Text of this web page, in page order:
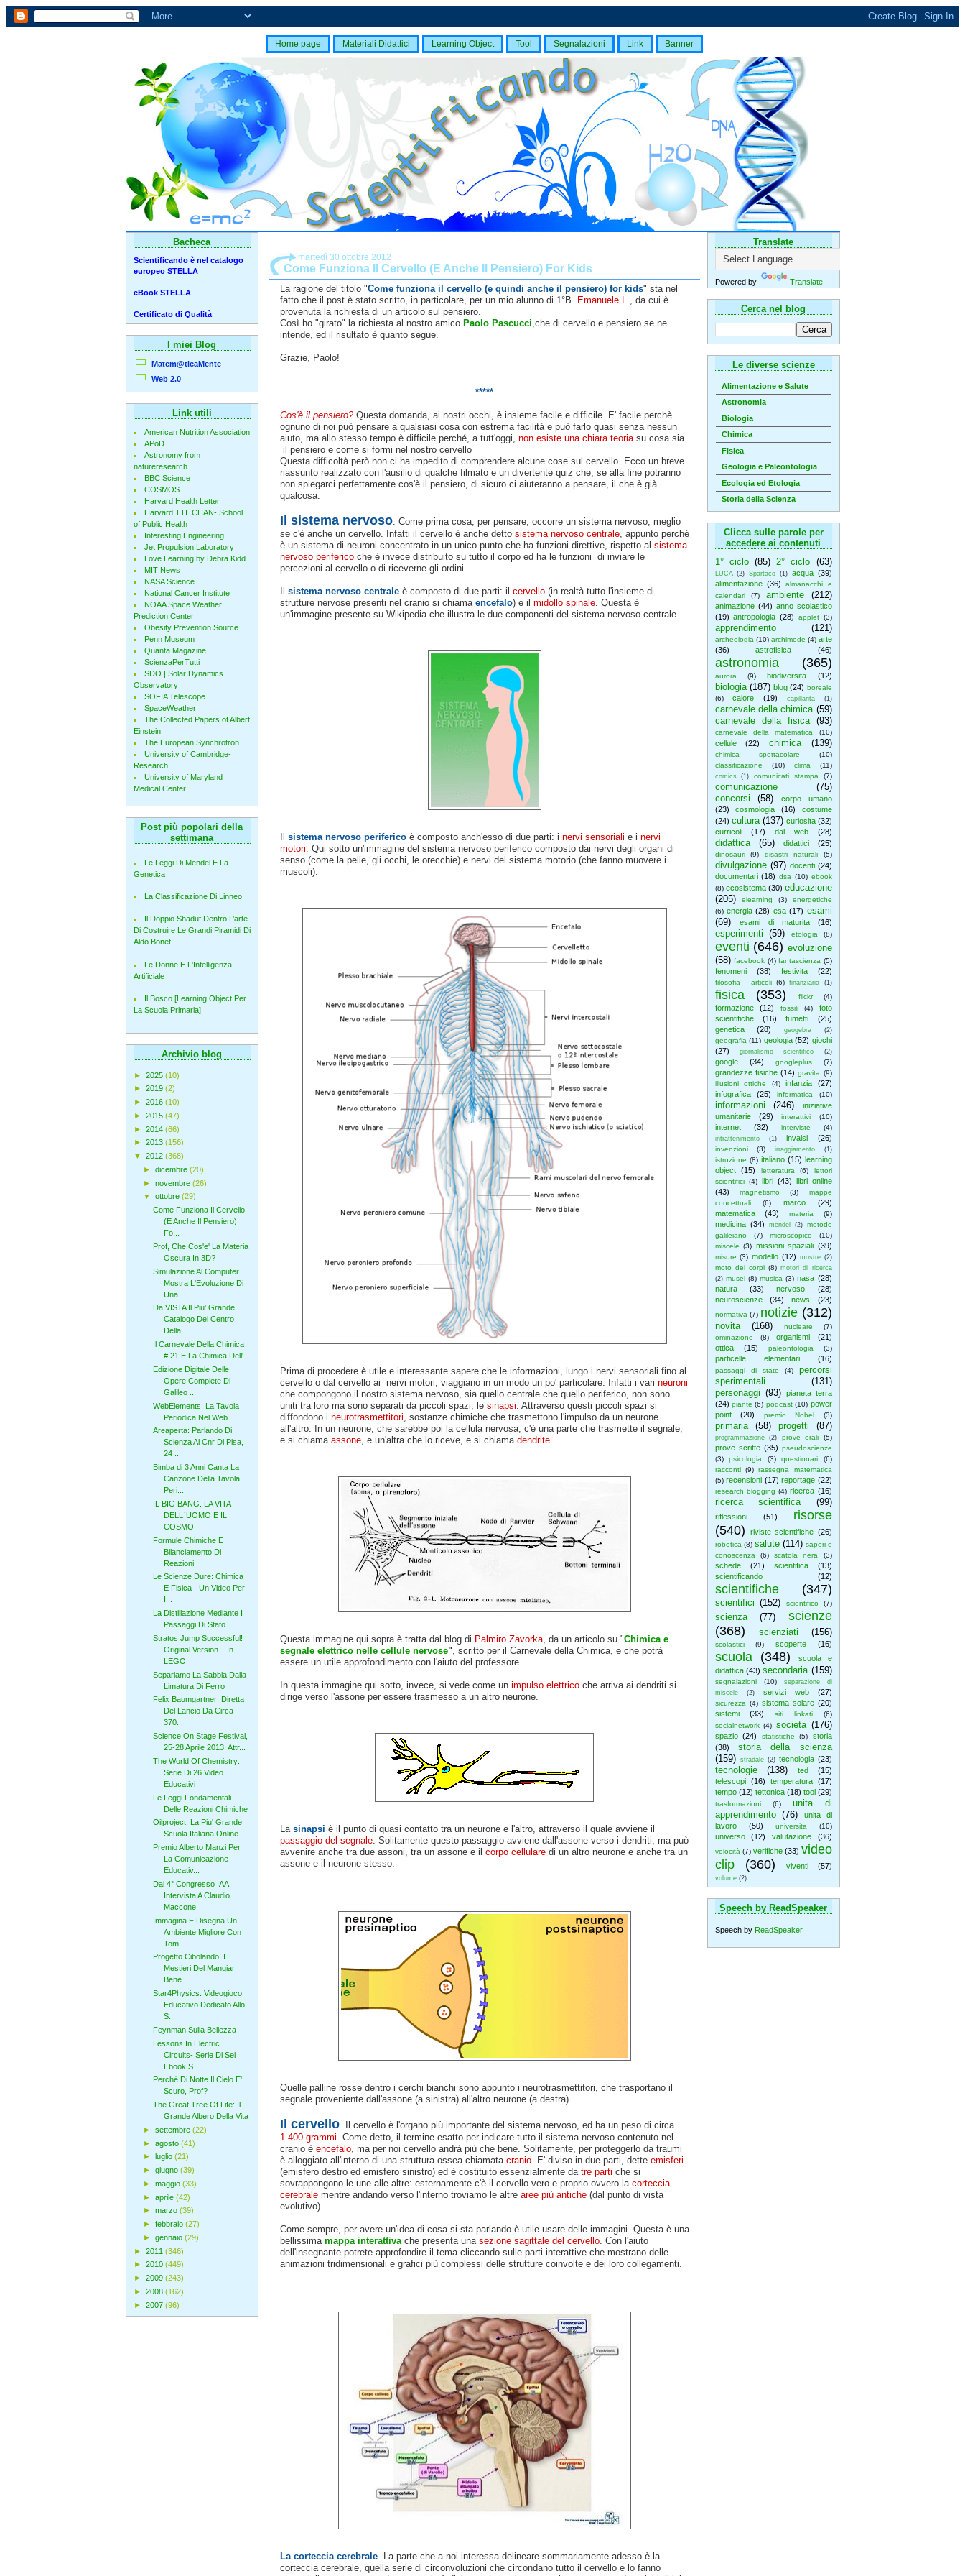
Home page Materiali Didattici Learning Object Tool Segnalazioni Link Banner
Translate
Powered by Translate
Cerca nel blog
Le diverse scienze
Alimentazione e Salute
Astronomia
Biologia
Chimica
Fisica
Geologia e Paleontologia
Ecologia ed Etologia
Storia della Scienza
Clicca sulle parole per
accedere ai contenuti
1° ciclo (85) 2° ciclo (63)
LUCA (2) Spartaco (1) acqua (39)
alimentazione (36)
almanacchi e
calendari
(7) ambiente (212)
animazione (44) anno scolastico
(19) antropologia (28) applet (3)
apprendimento (121)
archeologia (10) archimede (4) arte
(36)
astrofisica (46)
astronomia (365)
aurora (9) biodiversita (12)
biologia (187) blog (24) boreale
(6)
calore (19) capillarita (1)
carnevale della chimica (59)
carnevale della fisica
(93)
carnevale della matematica (10)
cellule (22) chimica (139)
chimica spettacolare
(10)
classificazione
(10) clima (11)
comics (1) comunicati stampa (7)
comunicazione
(75)
concorsi
(58)
corpo umano
(23)
cosmologia (16)
costume
(24) cultura (137) curiosita (32)
curricoli
(17) dal web (28)
didattica (65) didattici (25)
dinosauri (9) disastri naturali (5)
divulgazione (97) docenti (24)
documentari (18) dsa (10) ebook
(8) ecosistema (30) educazione
(205)
elearning (3)
energetiche
(6) energia (28) esa (17) esami
(69)
esami di maturita (16)
esperimenti (59) etologia (8)
eventi (646) evoluzione
(58) facebook (4) fantascienza (5)
fenomeni (38) festivita (22)
filosofia - articoli (6) finanziaria (1)
fisica (353) flickr (4)
formazione (12) fossili (4)
foto
scientifiche
(16) fumetti
(25)
genetica
(28) geogebra (2)
geografia (11) geologia (52) giochi
(27)
giornalismo scientifico (2)
google (34) googleplus (7)
grandezze fisiche (14) gravita (9)
illusioni ottiche
(4) infanzia
(27)
infografica
(25) informatica (10)
informazioni (246)
iniziative
umanitarie
(29) interattivi (10)
internet (32) interviste (4)
intrattenimento (1) invalsi (26)
invenzioni (3) irraggiamento (1)
istruzione (8) italiano (15) learning
object
(15) letteratura (6)
lettori
scientifici (4) libri (43) libri online
(43)
magnetismo (3)
mappe
concettuali
(6) marco
(29)
matematica
(43) materia (9)
medicina (34) mendel (2)
metodo
galileiano
(7) microscopico
(10)
miscele (3) missioni spaziali (39)
misure (3) modello (12) mostre (2)
moto dei corpi (8) motori di ricerca
(2) musei (8) musica (3) nasa (28)
natura
(33) nervoso
(28)
neuroscienze
(34) news (23)
normativa (7) notizie (312)
novita (168) nucleare
(7)
ominazione
(8) organismi
(21)
ottica
(15) paleontologia (3)
particelle elementari (16)
passaggi di stato (4)
percorsi
sperimentali
(131)
personaggi (93)
pianeta terra
(24) piante (6) podcast (10) power
point
(20) premio Nobel (3)
primaria (58) progetti (87)
programmazione (2) prove orali (5)
prove scritte (35) pseudoscienze
(3)
psicologia (3) questionari
(6)
racconti (9) rassegna matematica
(5) recensioni (17) reportage (22)
research blogging (4) ricerca (16)
ricerca scientifica (99)
riflessioni (51)
risorse
(540)
riviste scientifiche (26)
robotica (8) salute (114) saperi e
conoscenza
(6) scatola nera (3)
schede (21) scientifica
(13)
scientificando
(12)
scientifiche (347)
scientifici (152) scientifico (7)
scienza (77)
scienze
(368)
scienziati (156)
scolastici (9) scoperte (16)
scuola (348)
scuola e
didattica (43) secondaria (159)
segnalazioni (10)
separazione di
miscele
(2) servizi web (27)
sicurezza (4) sistema solare (20)
sistemi
(33) siti linkati
(6)
socialnetwork (4) societa (176)
spazio (24) statistiche (5)
storia
(38)
storia della scienza
(159)
stradale (2) tecnologia (23)
tecnologie (138) ted
(15)
telescopi
(16) temperatura
(17)
tempo (12) tettonica (18) tool (29)
trasformazioni (6)
unita di
apprendimento (76)
unita di
lavoro
(50) universita (10)
universo (12) valutazione (36)
velocità (7) verifiche (33) video
clip
(360) viventi (57)
volume (2)
Speech by ReadSpeaker
Speech by ReadSpeaker
martedì 30 ottobre 2012
Come Funziona Il Cervello (E Anche Il Pensiero) For Kids
La ragione del titolo "Come funziona il cervello (e quindi anche il pensiero) for kids" sta nel
fatto che il post è stato scritto, in particolare, per un mio alunno di 1°B
Emanuele L., da cui è
provenuta la richiesta di un articolo sul pensiero.
Così ho "girato" la richiesta al nostro amico Paolo Pascucci,che di cervello e pensiero se ne
intende, ed il risultato è quanto segue.
Grazie, Paolo!
*****
Cos'è il pensiero?Questa domanda, ai nostri occhi, è insieme facile e difficile. E' facile perchè
ognuno di noi può pensare a qualsiasi cosa con estrema facilità e può farlo quasi senza nessun
aiuto, ma allo stesso tempo è difficile perché, a tutt'oggi, non esiste una chiara teoriasu cosa sia
il pensiero e come si formi nel nostro cervello
Questa difficoltà però non ci ha impedito di comprendere alcune cose sul cervello. Ecco un breve
riassunto realizzato con l'ausilio di qualche filmato e un divertente quiz che, se alla fine potranno
non spiegarci perfettamente cos'è il pensiero, di sicuro ci aiuteranno a pensare, il che è già
qualcosa.
Il sistema nervoso. Come prima cosa, per pensare, occorre un sistema nervoso, meglio
se c'è anche un cervello. Infatti il cervello è anche detto sistema nervoso centrale, appunto perché
è un sistema di neuroni concentrato in un unico punto che ha funzioni direttive, rispetto al sistema
nervoso perifericoche è invece distribuito su tutto il corpo ed ha le funzioni di inviare le
percezioni al cervello o di riceverne gli ordini.
sistema nervoso centraleè composto di due parti: il cervello(in realtà tutto l'insieme di
strutture nervose presenti nel cranio si chiama encefalo) e il midollo spinale. Questa è
un'immagine presente su Wikipedia che illustra le due componenti del sistema nervoso centrale.
sistema nervoso perifericoè composto anch'esso di due parti: i nervi sensoriali e i nervi
motori. Qui sotto un'immagine del sistema nervoso periferico composto dai nervi degli organi di
senso (come la pelle, gli occhi, le orecchie) e nervi del sistema motorio (che fanno muovere i
muscoli).
Prima di procedere è utile e interessante sapere che le informazioni, lungo i nervi sensoriali fino al
cervello o dal cervello ai nervi motori, viaggiano in un modo un po' particolare. Infatti i vari neuroni
che compongono il nostro sistema nervoso, sia quello centrale che quello periferico, non sono
uniti tra loro ma sono separati da piccoli spazi, le sinapsi. Attraverso questi piccoli spazi si
diffondono i neurotrasmettitori, sostanze chimiche che trasmettono l'impulso da un neurone
all'altro. In un neurone, che sarebbe poi la cellula nervosa, c'è una parte che trasmette il segnale,
e si chiama assone, e un'altra che lo riceve, e si chiama dendrite.
Questa immagine qui sopra è tratta dal blog di Palmiro Zavorka, da un articolo su "Chimica e
segnale elettrico nelle cellule nervose", scritto per il Carnevale della Chimica, e che potrà
essere un utile approfondimento con l'aiuto del professore.
In questa immagine qui sotto, invece, si vede come un impulso elettricoche arriva ai dendriti si
dirige verso l'assone per essere trasmesso a un altro neurone.
La sinapsi è il punto di quasi contatto tra un neurone e l'altro, attraverso il quale avviene il
passaggio del segnale. Solitamente questo passaggio avviene dall'assone verso i dendriti, ma può
avvenire anche tra due assoni, tra un assone e il corpo cellularedi un altro neurone e anche tra un
assone e il neurone stesso.
Quelle palline rosse dentro i cerchi bianchi sono appunto i neurotrasmettitori, che trasportano il
segnale proveniente dall'assone (a sinistra) all'altro neurone (a destra).
Il cervello. Il cervello è l'organo più importante del sistema nervoso, ed ha un peso di circa
1.400 grammi. Come detto, il termine esatto per indicare tutto il sistema nervoso contenuto nel
cranio è encefalo, ma per noi cervello andrà più che bene. Solitamente, per proteggerlo da traumi
è alloggiato all'interno di una struttura ossea chiamata cranio. E' diviso in due parti, dette emisferi
(emisfero destro ed emisfero sinistro) ed è costituito essenzialmente da tre parti che si
sovrappongono le une alle altre: esternamente c'è il cervello vero e proprio ovvero la corteccia
cerebralementre andando verso l'interno troviamo le altre aree più antiche (dal punto di vista
evolutivo).
Come sempre, per avere un'idea di cosa si sta parlando è utile usare delle immagini. Questa è una
bellissima mappa interattivache presenta una sezione sagittale del cervello. Con l'aiuto
dell'insegnante potrete approfondire il tema cliccando sulle parti interattive che mostrano delle
animazioni tridimensionali e grafici più complessi delle strutture coinvolte e dei loro collegamenti.
La corteccia cerebrale. La parte che a noi interessa delineare sommariamente adesso è la
corteccia cerebrale, quella serie di circonvoluzioni che circondano tutto il cervello e lo fanno
Bacheca
Scientificando è nel catalogo
europeo STELLA
eBook STELLA
Certificato di Qualità
I miei Blog
Matem@ticaMente
Web 2.0
Link utili
American Nutrition Association
APoD
Astronomy from
natureresearch
BBC Science
COSMOS
Harvard Health Letter
Harvard T.H. CHAN- School
of Public Health
Interesting Engineering
Jet Propulsion Laboratory
Love Learning by Debra Kidd
MIT News
NASA Science
National Cancer Institute
NOAA Space Weather
Prediction Center
Obesity Prevention Source
Penn Museum
Quanta Magazine
ScienzaPerTutti
SDO | Solar Dynamics
Observatory
SOFIA Telescope
SpaceWeather
The Collected Papers of Albert
Einstein
The European Synchrotron
University of Cambridge-
Research
University of Maryland
Medical Center
Post più popolari della
settimana
Le Leggi Di Mendel E La
Genetica
La Classificazione Di Linneo
Il Doppio Shaduf Dentro L’arte
Di Costruire Le Grandi Piramidi Di
Aldo Bonet
Le Donne E L'Intelligenza
Artificiale
Il Bosco [Learning Object Per
La Scuola Primaria]
Archivio blog
► 2025 (10)
► 2019 (2)
► 2016 (10)
► 2015 (47)
► 2014 (66)
► 2013 (156)
▼ 2012 (368)
► dicembre (20)
► novembre (26)
▼ ottobre (29)
Come Funziona Il Cervello
(E Anche Il Pensiero)
Fo...
Prof, Che Cos'e' La Materia
Oscura In 3D?
Simulazione Al Computer
Mostra L'Evoluzione Di
Una...
Da VISTA Il Piu' Grande
Catalogo Del Centro
Della ...
Il Carnevale Della Chimica
# 21 E La Chimica Dell'...
Edizione Digitale Delle
Opere Complete Di
Galileo ...
WebElements: La Tavola
Periodica Nel Web
Areaperta: Parlando Di
Scienza Al Cnr Di Pisa,
24 ...
Bimba di 3 Anni Canta La
Canzone Della Tavola
Peri...
IL BIG BANG. LA VITA
DELL`UOMO E IL
COSMO
Formule Chimiche E
Bilanciamento Di
Reazioni
Le Scienze Dure: Chimica
E Fisica - Un Video Per
La Distillazione Mediante I
Passaggi Di Stato
Stratos Jump Successful!
Original Version... In
LEGO
Separiamo La Sabbia Dalla
Limatura Di Ferro
Felix Baumgartner: Diretta
Del Lancio Da Circa
370...
Science On Stage Festival,
25-28 Aprile 2013: Attr...
The World Of Chemistry:
Serie Di 26 Video
Educativi
Le Leggi Fondamentali
Delle Reazioni Chimiche
Oilproject: La Piu' Grande
Scuola Italiana Online
Premio Alberto Manzi Per
La Comunicazione
Educativ...
Dal 4° Congresso IAA:
Intervista A Claudio
Maccone
Immagina E Disegna Un
Ambiente Migliore Con
Tom
Progetto Cibolando: I
Mestieri Del Mangiar
Bene
Star4Physics: Videogioco
Educativo Dedicato Allo
S...
Feynman Sulla Bellezza
Lessons In Electric
Circuits- Serie Di Sei
Ebook S...
Perché Di Notte Il Cielo E'
Scuro, Prof?
The Great Tree Of Life: Il
Grande Albero Della Vita
► settembre (22)
► agosto (41)
►
luglio (21)
► giugno (39)
► maggio (33)
► aprile (42)
► marzo (39)
► febbraio (27)
► gennaio (29)
► 2011 (346)
► 2010 (449)
► 2009 (243)
► 2008 (162)
► 2007 (96)